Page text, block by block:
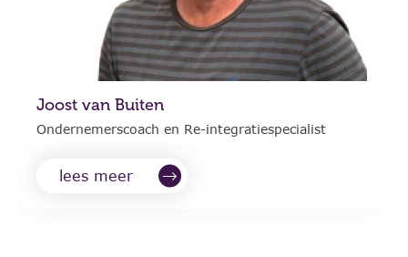
Joost van Buiten
Ondernemerscoach en Re-integratiespecialist
lees meer